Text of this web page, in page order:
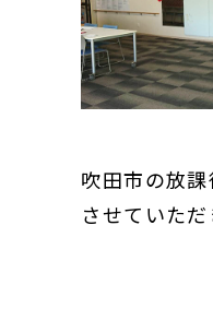
吹田市の放
させていた